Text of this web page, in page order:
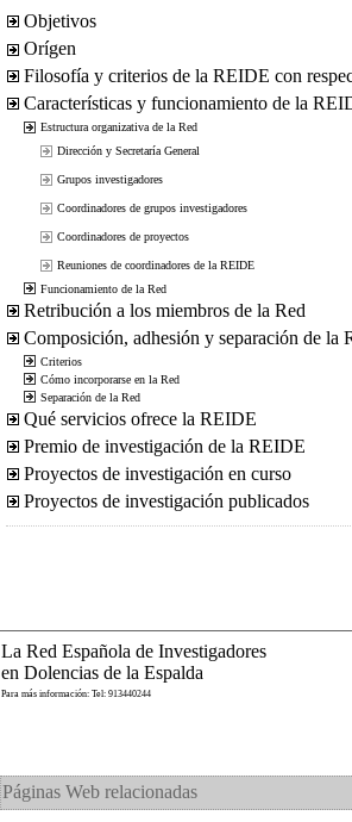
Objetivos
Orígen
Filosofía y criterios de la REIDE con
Características y funcionamiento de la
Estructura organizativa de la Red
Dirección y Secretaría General
Grupos investigadores
Coordinadores de grupos investigadores
Coordinadores de proyectos
Reuniones de coordinadores de la REIDE
Funcionamiento de la Red
Retribución a los miembros de la Red
Composición, adhesión y separación de la
Criterios
Cómo incorporarse en la Red
Separación de la Red
Qué servicios ofrece la REIDE
Premio de investigación de la REIDE
Proyectos de investigación en curso
Proyectos de investigación publicados
La Red Española de Investigadores
en Dolencias de la Espalda
Para más información: Tel: 913440244
Páginas Web relacionadas